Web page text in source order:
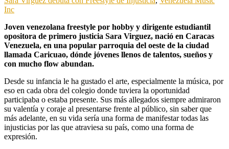
Inc
Joven venezolana freestyle por hobby y dirigente estudiantil
opositora de primero justicia Sara Virguez, nació en Caracas
Venezuela, en una popular parroquia del oeste de la ciudad
llamada Caricuao, dónde jóvenes llenos de talentos, sueños y
con mucho flow abundan.
Desde su infancia le ha gustado el arte, especialmente la música, por
eso en cada obra del colegio donde tuviera la oportunidad
participaba o estaba presente. Sus más allegados siempre admiraron
su valentía y coraje al presentarse frente al público, sin saber que
más adelante, en su vida sería una forma de manifestar todas las
injusticias por las que atraviesa su país, como una forma de
expresión.